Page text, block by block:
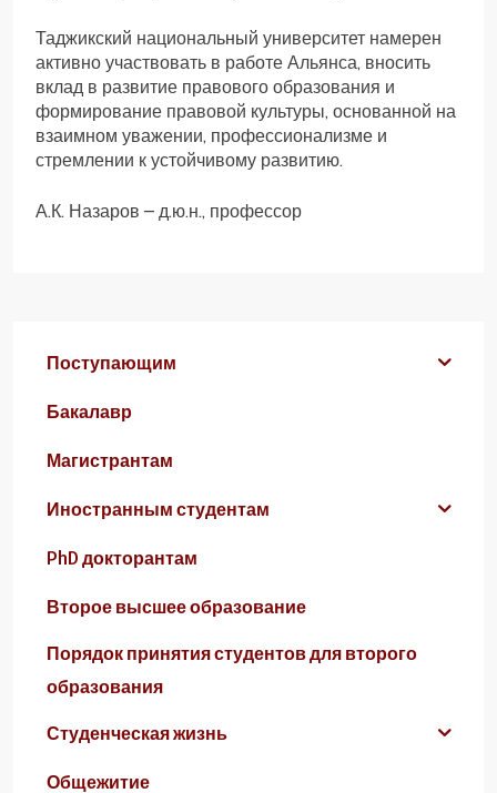
Таджикский национальный университет намерен
активно участвовать в работе Альянса, вносить
вклад в развитие правового образования и
формирование правовой культуры, основанной на
взаимном уважении, профессионализме и
стремлении к устойчивому развитию.
А.К. Назаров – д.ю.н., профессор
Поступающим
Бакалавр
Магистрантам
Иностранным студентам
PhD докторантам
Второе высшее образование
Порядок принятия студентов для второго
образования
Студенческая жизнь
Общежитие